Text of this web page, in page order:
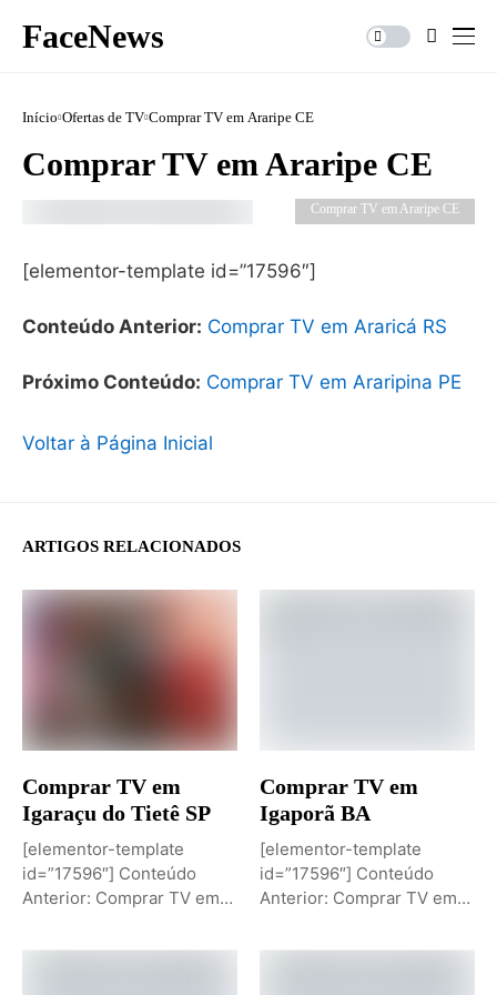
FaceNews
Início Ofertas de TV Comprar TV em Araripe CE
Comprar TV em Araripe CE
Comprar TV em Araripe CE
[elementor-template id=”17596″]
Conteúdo Anterior: Comprar TV em Araricá RS
Próximo Conteúdo: Comprar TV em Araripina PE
Voltar à Página Inicial
ARTIGOS RELACIONADOS
Comprar TV em
Igaraçu do Tietê SP
[elementor-template
id=”17596″] Conteúdo
Anterior: Comprar TV em
Conteúdo: Sobremesa de...
Comprar TV em
Igaporã BA
[elementor-template
id=”17596″] Conteúdo
Anterior: Comprar TV em
Comprar TV...